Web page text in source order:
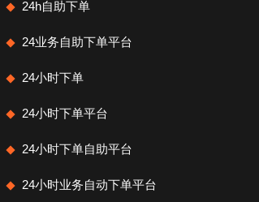
24h自助下单
24业务自助下单平台
24小时下单
24小时下单平台
24小时下单自助平台
24小时业务自动下单平台